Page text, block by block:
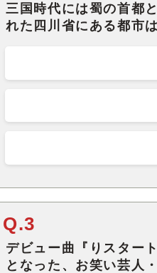
三国時代には蜀の首都
れた四川省にある都市
Q.3
デビュー曲『りスター
となった、お笑い芸人